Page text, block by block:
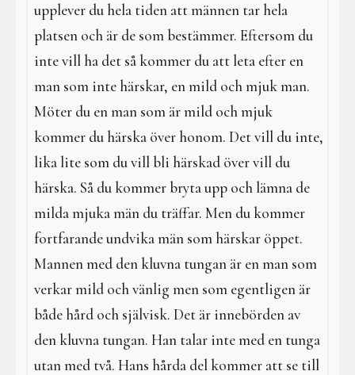
upplever du hela tiden att männen tar hela
platsen och är de som bestämmer. Eftersom du
inte vill ha det så kommer du att leta efter en
man som inte härskar, en mild och mjuk man.
Möter du en man som är mild och mjuk
kommer du härska över honom. Det vill du inte,
lika lite som du vill bli härskad över vill du
härska. Så du kommer bryta upp och lämna de
milda mjuka män du träffar. Men du kommer
fortfarande undvika män som härskar öppet.
Mannen med den kluvna tungan är en man som
verkar mild och vänlig men som egentligen är
både hård och självisk. Det är innebörden av
den kluvna tungan. Han talar inte med en tunga
utan med två. Hans hårda del kommer att se till